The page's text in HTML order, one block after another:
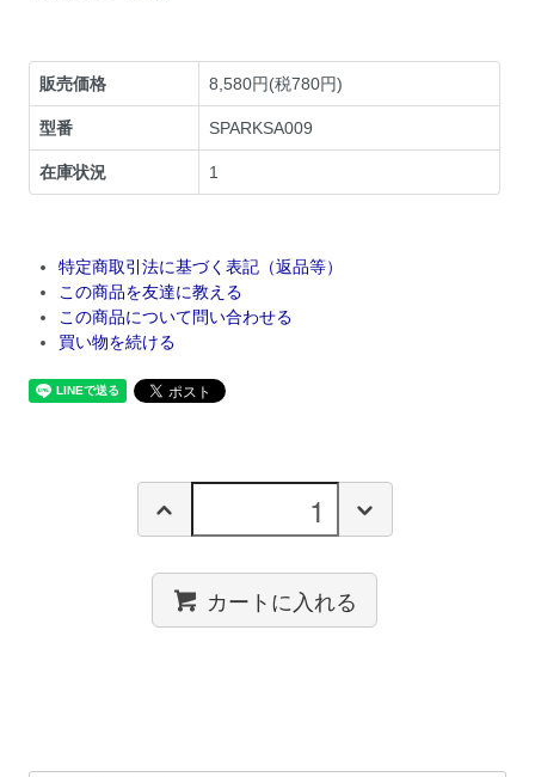
販売価格 8,580円(税780円)
型番 SPARKSA009
在庫状況 1
特定商取引法に基づく表記（返品等）
この商品を友達に教える
この商品について問い合わせる
買い物を続ける
カートに入れる